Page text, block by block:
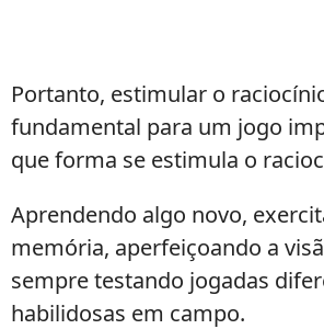
Portanto, estimular o
fundamental para um jogo
que forma se estimula o
Aprendendo algo novo,
memória, aperfeiçoando a
sempre testando jogadas
habilidosas em campo.